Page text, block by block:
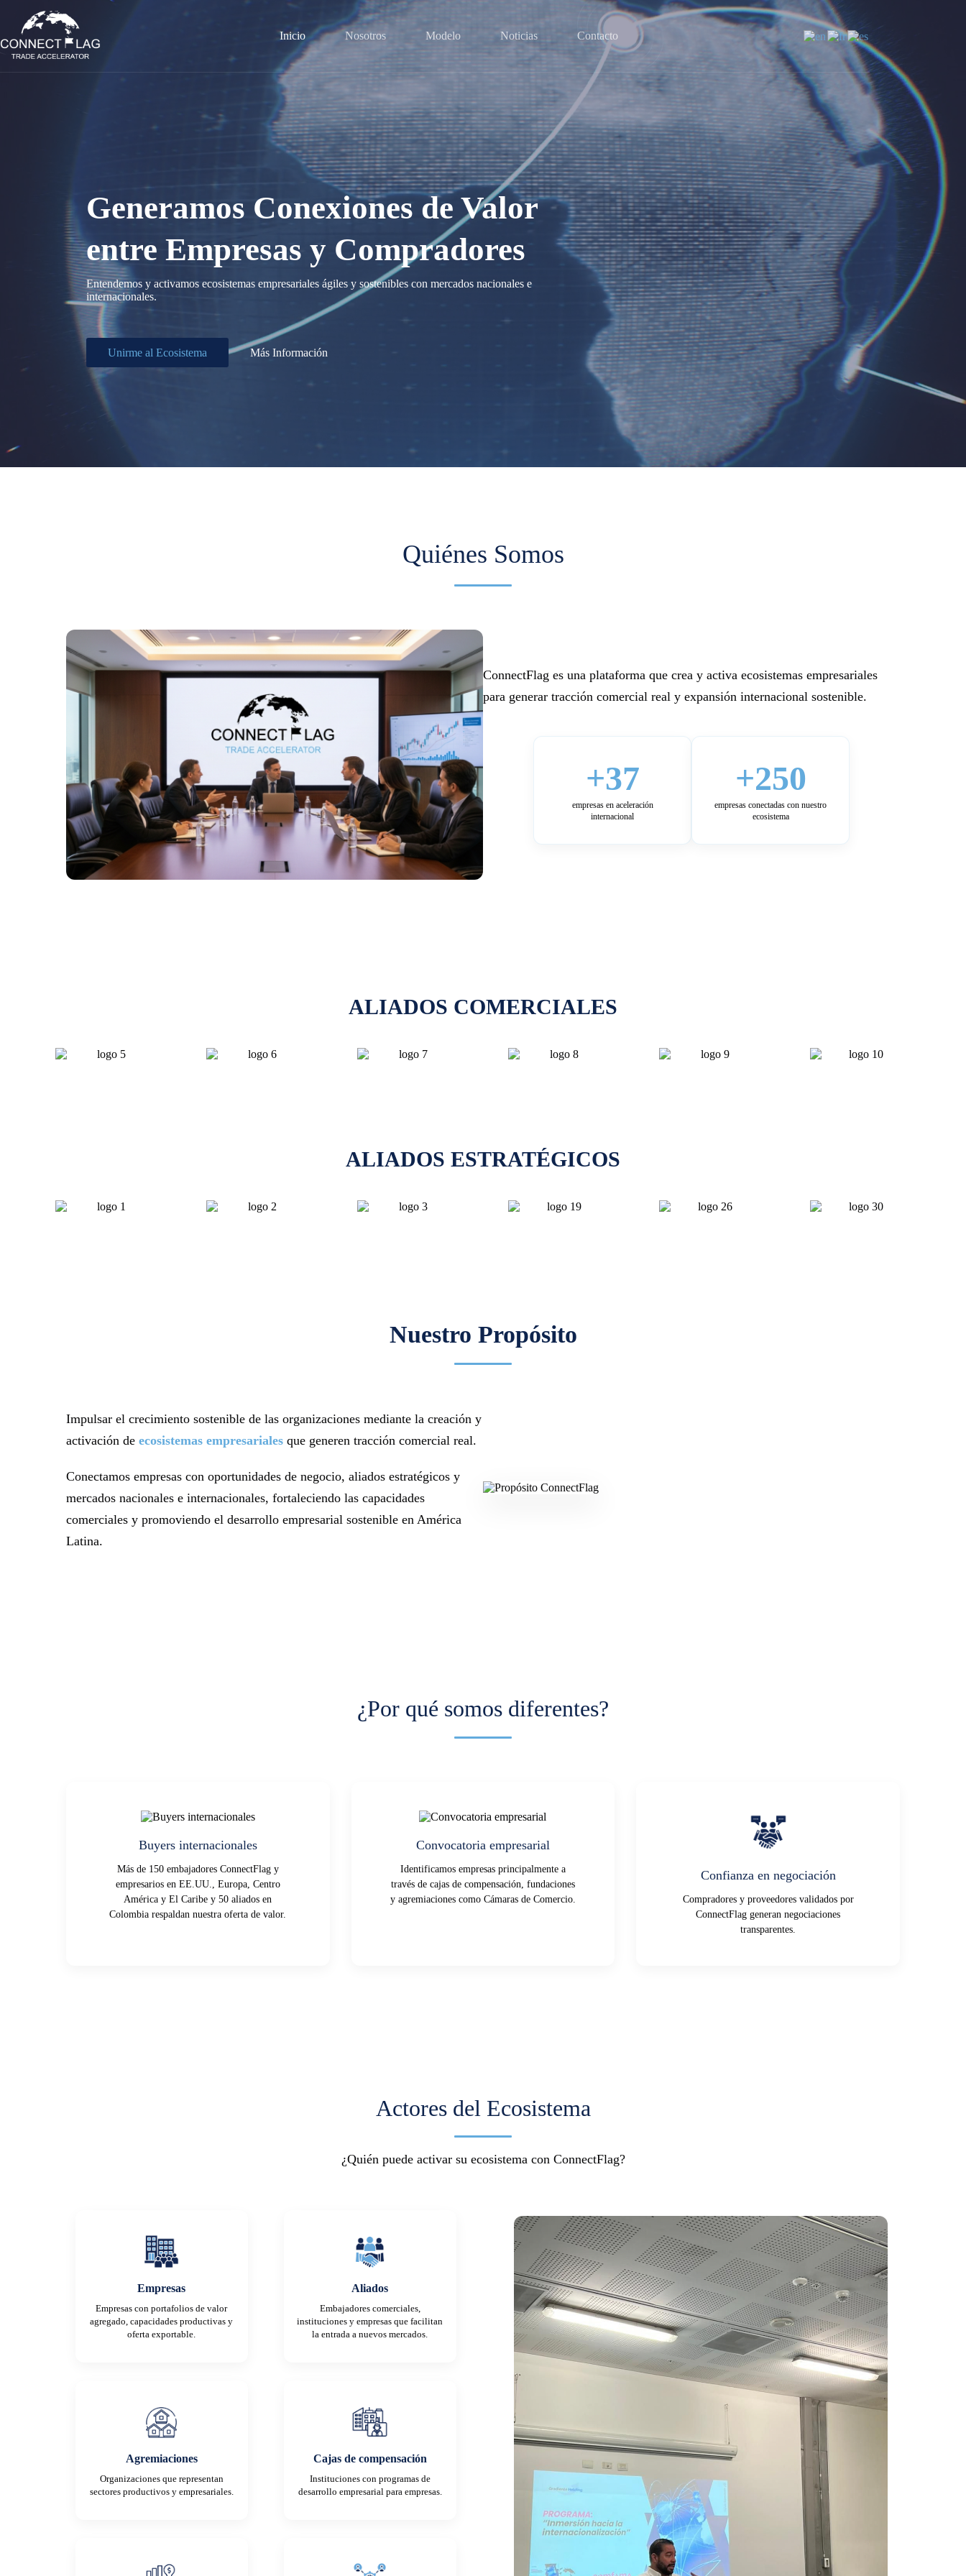
contenido
Inicio Nosotros Modelo Noticias Contacto
Generamos Conexiones de Valor
entre Empresas y Compradores
Entendemos y activamos ecosistemas empresariales ágiles y sostenibles con mercados nacionales e
internacionales.
Unirme al Ecosistema Más Información
Quiénes Somos
ConnectFlag es una plataforma que crea y activa ecosistemas empresariales
para generar tracción comercial real y expansión internacional sostenible.
+37
empresas en aceleración
internacional
+250
empresas conectadas con nuestro
ecosistema
ALIADOS COMERCIALES
ALIADOS ESTRATÉGICOS
Nuestro Propósito
Impulsar el crecimiento sostenible de las organizaciones mediante la creación y
activación de ecosistemas empresariales que generen tracción comercial real.
Conectamos empresas con oportunidades de negocio, aliados estratégicos y
mercados nacionales e internacionales, fortaleciendo las capacidades
comerciales y promoviendo el desarrollo empresarial sostenible en América
Latina.
¿Por qué somos diferentes?
Buyers internacionales
Más de 150 embajadores ConnectFlag y
empresarios en EE.UU., Europa, Centro
América y El Caribe y 50 aliados en
Colombia respaldan nuestra oferta de valor.
Convocatoria empresarial
Identificamos empresas principalmente a
través de cajas de compensación, fundaciones
y agremiaciones como Cámaras de Comercio.
Confianza en negociación
Compradores y proveedores validados por
ConnectFlag generan negociaciones
transparentes.
Actores del Ecosistema
¿Quién puede activar su ecosistema con ConnectFlag?
Empresas
Empresas con portafolios de valor
agregado, capacidades productivas y
oferta exportable.
Aliados
Embajadores comerciales,
instituciones y empresas que facilitan
la entrada a nuevos mercados.
Agremiaciones
Organizaciones que representan
sectores productivos y empresariales.
Cajas de compensación
Instituciones con programas de
desarrollo empresarial para empresas.